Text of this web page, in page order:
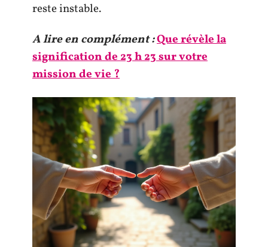
reste instable.
A lire en complément :Que révèle la
signification de 23 h 23 sur votre
mission de vie ?